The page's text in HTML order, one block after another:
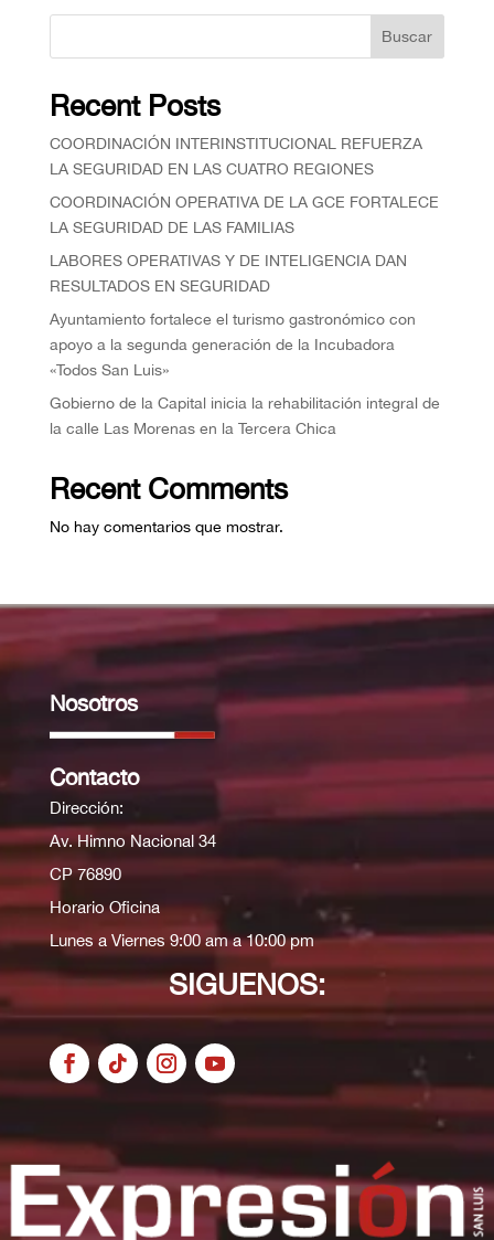
Buscar
Recent Posts
COORDINACIÓN INTERINSTITUCIONAL REFUERZA
LA SEGURIDAD EN LAS CUATRO REGIONES
COORDINACIÓN OPERATIVA DE LA GCE FORTALECE
LA SEGURIDAD DE LAS FAMILIAS
⁠LABORES OPERATIVAS Y DE INTELIGENCIA DAN
RESULTADOS EN SEGURIDAD
Ayuntamiento fortalece el turismo gastronómico con
apoyo a la segunda generación de la Incubadora
«Todos San Luis»
Gobierno de la Capital inicia la rehabilitación integral de
la calle Las Morenas en la Tercera Chica
Recent Comments
No hay comentarios que mostrar.
Nosotros
Contacto
Dirección:
Av. Himno Nacional 34
CP 76890
Horario Oficina
Lunes a Viernes 9:00 am a 10:00 pm
SIGUENOS: